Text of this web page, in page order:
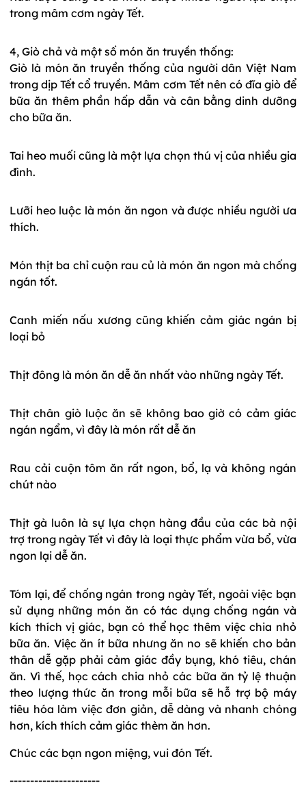
trong mâm cơm ngày Tết.
4, Giò chả và một số món ăn truyền thống:
Giò là món ăn truyền thống của người dân Việt Nam
trong dịp Tết cổ truyền. Mâm cơm Tết nên có đĩa giò để
bữa ăn thêm phần hấp dẫn và cân bằng dinh dưỡng
cho bữa ăn.
Tai heo muối cũng là một lựa chọn thú vị của nhiều gia
đình.
Lưỡi heo luộc là món ăn ngon và được nhiều người ưa
thích.
Món thịt ba chỉ cuộn rau củ là món ăn ngon mà chống
ngán tốt.
Canh miến nấu xương cũng khiến cảm giác ngán bị
loại bỏ
Thịt đông là món ăn dễ ăn nhất vào những ngày Tết.
Thịt chân giò luộc ăn sẽ không bao giờ có cảm giác
ngán ngẩm, vì đây là món rất dễ ăn
Rau cải cuộn tôm ăn rất ngon, bổ, lạ và không ngán
chút nào
Thịt gà luôn là sự lựa chọn hàng đầu của các bà nội
trợ trong ngày Tết vì đây là loại thực phẩm vừa bổ, vừa
ngon lại dễ ăn.
Tóm lại, để chống ngán trong ngày Tết, ngoài việc bạn
sử dụng những món ăn có tác dụng chống ngán và
kích thích vị giác, bạn có thể học thêm việc chia nhỏ
bữa ăn. Việc ăn ít bữa nhưng ăn no sẽ khiến cho bản
thân dễ gặp phải cảm giác đầy bụng, khó tiêu, chán
ăn. Vì thế, học cách chia nhỏ các bữa ăn tỷ lệ thuận
theo lượng thức ăn trong mỗi bữa sẽ hỗ trợ bộ máy
tiêu hóa làm việc đơn giản, dễ dàng và nhanh chóng
hơn, kích thích cảm giác thèm ăn hơn.
Chúc các bạn ngon miệng, vui đón Tết.
----------------------